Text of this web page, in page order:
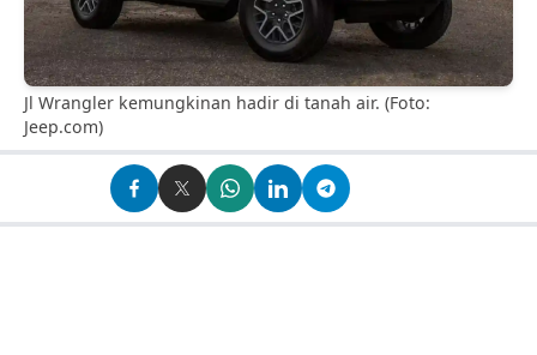
Jl Wrangler kemungkinan hadir di tanah air. (Foto:
Jeep.com)